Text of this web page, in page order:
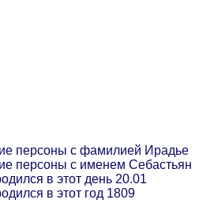
персоны с фамилией Ирадье
персоны с именем Себастьян
в этот день 20.01
в этот год 1809